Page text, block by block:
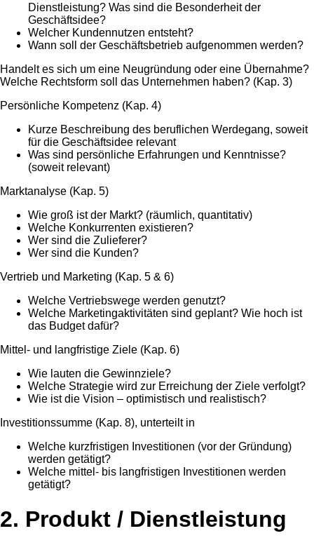
Dienstleistung? Was sind die Besonderheit der
Geschäftsidee?
Welcher Kundennutzen entsteht?
Wann soll der Geschäftsbetrieb aufgenommen werden?
Handelt es sich um eine Neugründung oder eine Übernahme?
Welche Rechtsform soll das Unternehmen haben? (Kap. 3)
Persönliche Kompetenz (Kap. 4)
Kurze Beschreibung des beruflichen Werdegang, soweit
für die Geschäftsidee relevant
Was sind persönliche Erfahrungen und Kenntnisse?
(soweit relevant)
Marktanalyse (Kap. 5)
Wie groß ist der Markt? (räumlich, quantitativ)
Welche Konkurrenten existieren?
Wer sind die Zulieferer?
Wer sind die Kunden?
Vertrieb und Marketing (Kap. 5 & 6)
Welche Vertriebswege werden genutzt?
Welche Marketingaktivitäten sind geplant? Wie hoch ist
das Budget dafür?
Mittel- und langfristige Ziele (Kap. 6)
Wie lauten die Gewinnziele?
Welche Strategie wird zur Erreichung der Ziele verfolgt?
Wie ist die Vision – optimistisch und realistisch?
Investitionssumme (Kap. 8), unterteilt in
Welche kurzfristigen Investitionen (vor der Gründung)
werden getätigt?
Welche mittel- bis langfristigen Investitionen werden
getätigt?
2. Produkt / Dienstleistung